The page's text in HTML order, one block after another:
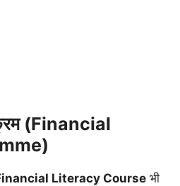
(Financial
Literacy Course भी